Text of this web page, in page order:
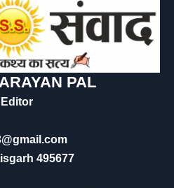
PAL
Editor
495677